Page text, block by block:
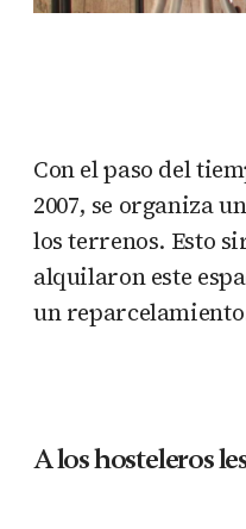
Con el paso del
2007, se organiza
los terrenos. Esto
alquilaron este
un
A los hosteleros